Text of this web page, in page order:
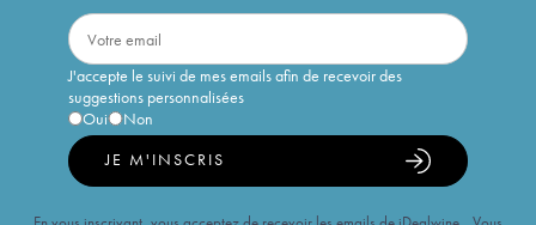
J'accepte le suivi de mes emails afin de recevoir des
suggestions personnalisées
Oui
Non
JE M'INSCRIS